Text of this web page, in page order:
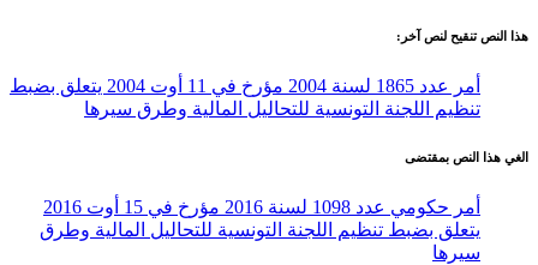
هذا النص تنقيح لنص آخر:
أمر عدد 1865 لسنة 2004 مؤرخ في 11 أوت 2004 يتعلق بضبط
تنظيم اللجنة التونسية للتحاليل المالية وطرق سيرها
الغي هذا النص بمقتضى
أمر حكومي عدد 1098 لسنة 2016 مؤرخ في 15 أوت 2016
يتعلق بضبط تنظيم اللجنة التونسية للتحاليل المالية وطرق
سيرها